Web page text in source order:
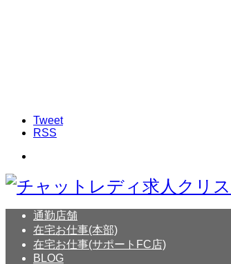
Tweet
RSS
通勤店舗
在宅お仕事(本部)
在宅お仕事(サポートFC店)
BLOG